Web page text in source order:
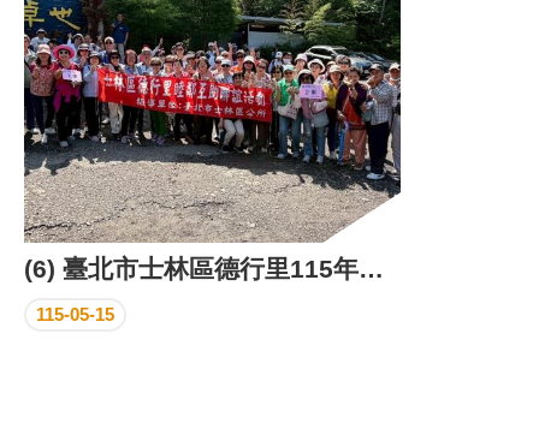
(6) 臺北市士林區德行里115年里民自強活動成果照片
115-05-15